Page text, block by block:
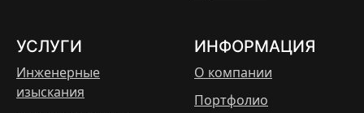
УСЛУГИ
Инженерные
изыскания
ИНФОРМАЦИЯ
О компании
Портфолио